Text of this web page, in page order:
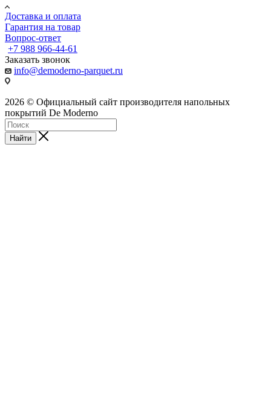
Доставка и оплата
Гарантия на товар
Вопрос-ответ
+7 988 966-44-61
Заказать звонок
info@demoderno-parquet.ru
2026 © Официальный сайт производителя напольных
покрытий De Moderno
Найти